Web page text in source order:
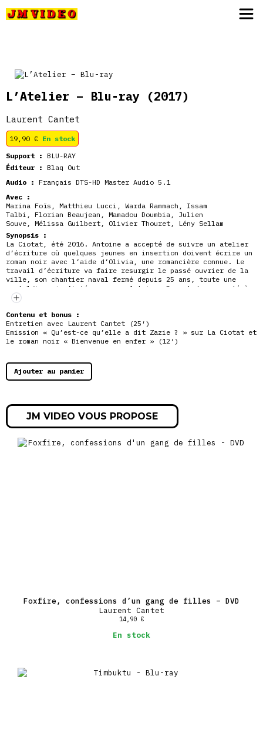
L’Atelier – Blu-ray (2017)
Laurent Cantet
19,90 € En stock
Support : BLU-RAY
Éditeur : Blaq Out
Audio : Français DTS-HD Master Audio 5.1
Avec :
Marina Foïs , Matthieu Lucci , Warda Rammach , Issam
Talbi , Florian Beaujean , Mamadou Doumbia , Julien
Souve , Mélissa Guilbert , Olivier Thouret , Lény Sellam
Synopsis :
La Ciotat, été 2016. Antoine a accepté de suivre un atelier
d’écriture où quelques jeunes en insertion doivent écrire un
roman noir avec l’aide d’Olivia, une romancière connue. Le
travail d’écriture va faire resurgir le passé ouvrier de la
ville, son chantier naval fermé depuis 25 ans, toute une
nostalgie qui n’intéresse pas Antoine. Davantage connecté à
l’anxiété du monde actuel, il va s’opposer rapidement au
groupe et à Olivia, que la violence du jeune homme va alarmer
autant que séduire.
Contenu et bonus :
Entretien avec Laurent Cantet (25′)
Emission « Qu’est-ce qu’elle a dit Zazie ? » sur La Ciotat et
le roman noir « Bienvenue en enfer » (12′)
Ajouter au panier
JM VIDEO VOUS PROPOSE
Foxfire, confessions d’un gang de filles – DVD
Laurent Cantet
14,90 €
En stock